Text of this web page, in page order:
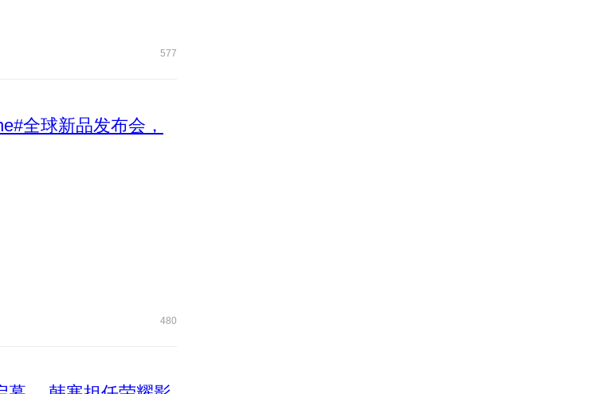
577
全球新品发布会，
480